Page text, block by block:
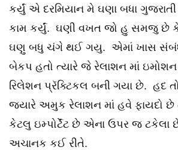
કર્યું એ દરમિયાન મે ઘણા બધા
કામ કર્યું. ઘણી વખત જો હુ સમજુ છે કે
ઘણુ બધુ ચંગે થઈ ગયુ. એમાં ખાસ
બેકપ હતો ત્યારે જે રેલાશન માં
રિલેશન પ્રૅક્ટિકલ બની ગયા છે. હદ
જ્યારે અમુક રેલાશન માં હવે ફાયદો
કેટલુ ઇમ્પોર્ટેંટ છે એના ઉપર જ
અચાનક કઈ રીતે.